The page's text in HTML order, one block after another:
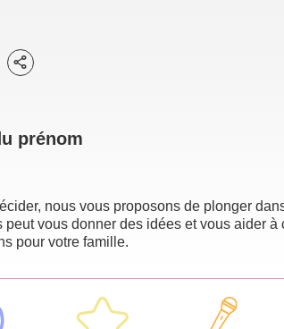
prénom
nous vous proposons de plonger
vous donner des idées et vous aider à
pour votre famille.